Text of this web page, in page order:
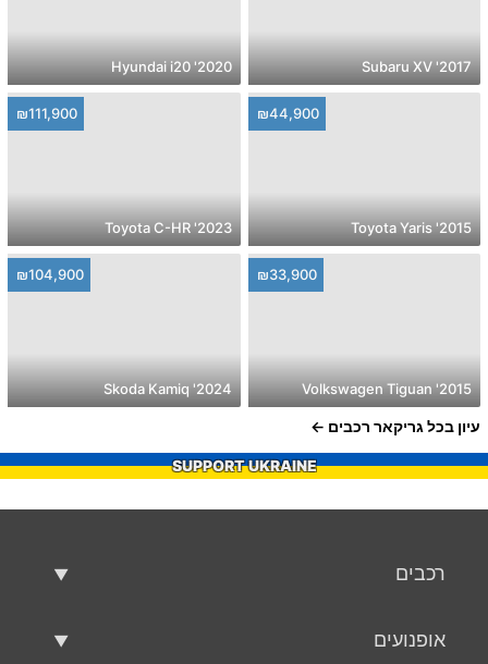
2017' Subaru XV
2020' Hyundai i20
₪44,900
2015' Toyota Yaris
₪111,900
2023' Toyota C-HR
₪33,900
2015' Volkswagen Tiguan
₪104,900
2024' Skoda Kamiq
עיון בכל גריקאר רכבים
SUPPORT UKRAINE
רכבים
אופנועים